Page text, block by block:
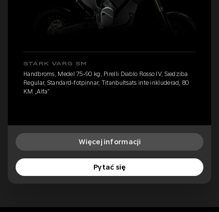
STARK VARG SM
Handbroms, Medel 75-90 kg, Pirelli Diablo Rosso IV, Siedziba
Regular, Standard-fotpinnar, Titanbultsats inte inkluderad, 80
KM „Alfa”
Więcej informacji
Pytać się